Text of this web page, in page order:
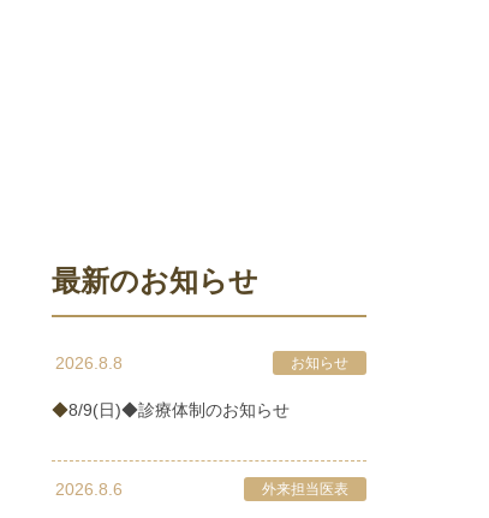
最新のお知らせ
2026.8.8 お知らせ
◆8/9(日)◆診療体制のお知らせ
2026.8.6 外来担当医表